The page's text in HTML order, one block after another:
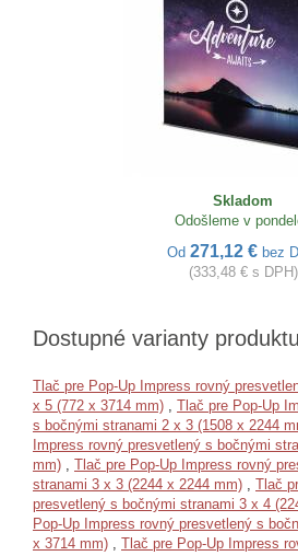
Skladom
Odošleme v
Od 271,12 € bez
(333,48 € s DPH)
Dostupné varianty produktu
Tlač pre Pop-Up Impress rovný
x 5 (772 x 3714 mm) , Tlač pre Pop-Up
s bočnými stranami 2 x 3 (1508 x 2244
Impress rovný presvetlený s bočnými
mm) , Tlač pre Pop-Up Impress rovný
stranami 3 x 3 (2244 x 2244 mm) , Tlač
presvetlený s bočnými stranami 3 x 4
Pop-Up Impress rovný presvetlený s
x 3714 mm) , Tlač pre Pop-Up Impress